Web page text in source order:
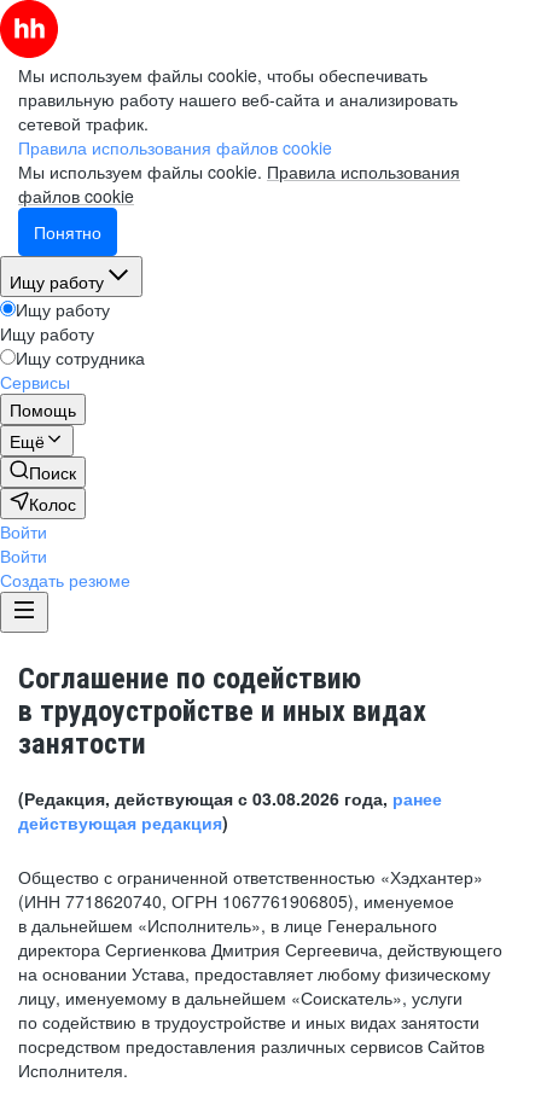
Мы используем файлы cookie, чтобы обеспечивать
правильную работу нашего веб-сайта и анализировать
сетевой трафик.
Правила использования файлов cookie
Мы используем файлы cookie. Правила использования
файлов cookie
Понятно
Ищу работу
Ищу работу
Ищу работу
Ищу сотрудника
Сервисы
Помощь
Ещё
Поиск
Колос
Войти
Войти
Создать резюме
Соглашение по содействию
в трудоустройстве и иных видах
занятости
(Редакция, действующая с 03.08.2026 года, ранее
действующая редакция)
Общество с ограниченной ответственностью «Хэдхантер»
(ИНН 7718620740, ОГРН 1067761906805), именуемое
в дальнейшем «Исполнитель», в лице Генерального
директора Сергиенкова Дмитрия Сергеевича, действующего
на основании Устава, предоставляет любому физическому
лицу, именуемому в дальнейшем «Соискатель», услуги
по содействию в трудоустройстве и иных видах занятости
посредством предоставления различных сервисов Сайтов
Исполнителя.